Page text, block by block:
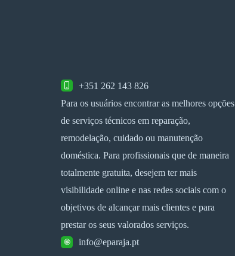
+351 262 143 826
Para os usuários encontrar as melhores opções
de serviços técnicos em reparação,
remodelação, cuidado ou manutenção
doméstica. Para profissionais que de maneira
totalmente gratuita, desejem ter mais
visibilidade online e nas redes sociais com o
objetivos de alcançar mais clientes e para
prestar os seus valorados serviços.
info@eparaja.pt